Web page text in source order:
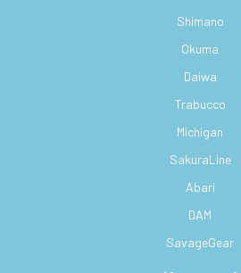
Shimano
Okuma
Daiwa
Trabucco
Michigan
SakuraLine
Abari
DAM
SavageGear